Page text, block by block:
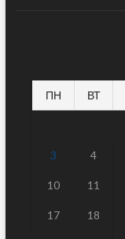
ПН ВТ
3 4
10 11
17 18